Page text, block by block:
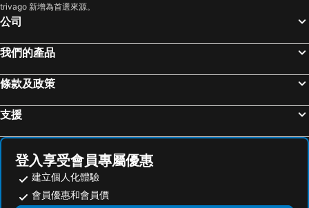
trivago 新增為首選來源。
公司
我們的產品
條款及政策
支援
登入享受會員專屬優惠
建立個人化體驗
會員優惠和會員價